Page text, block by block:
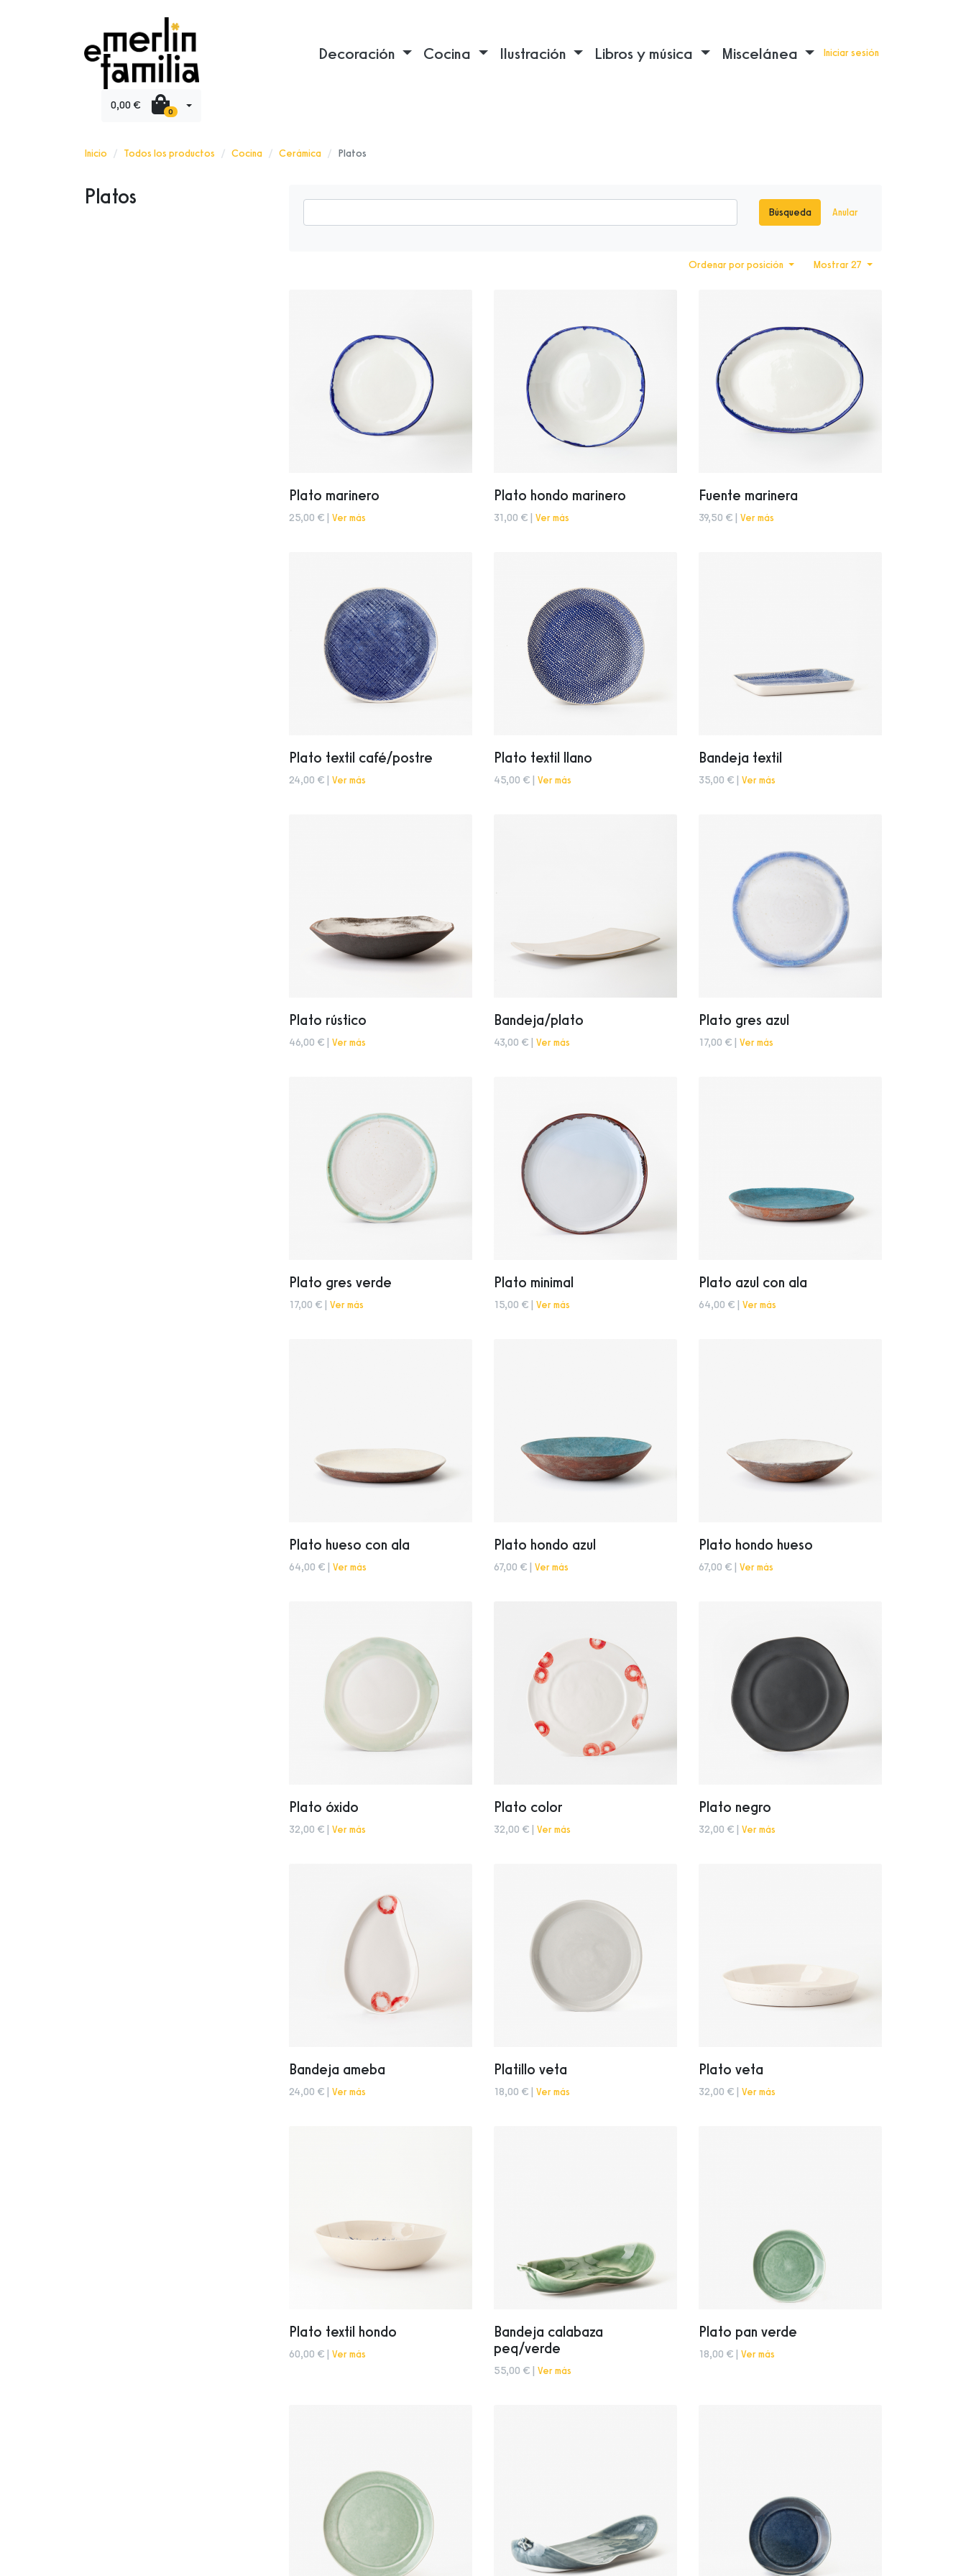
Decoración Cocina Ilustración Libros y música Miscelánea Iniciar sesión
0,00 € 0
Inicio Todos los productos Cocina Cerámica Platos
Platos
Búsqueda Anular
Mostrar 27
Ordenar por posición
Plato marinero
25,00 € | Ver más
Plato hondo marinero
31,00 € | Ver más
Fuente marinera
39,50 € | Ver más
Plato textil café/postre
24,00 € | Ver más
Plato textil llano
45,00 € | Ver más
Bandeja textil
35,00 € | Ver más
Plato rústico
46,00 € | Ver más
Bandeja/plato
43,00 € | Ver más
Plato gres azul
17,00 € | Ver más
Plato gres verde
17,00 € | Ver más
Plato minimal
15,00 € | Ver más
Plato azul con ala
64,00 € | Ver más
Plato hueso con ala
64,00 € | Ver más
Plato hondo azul
67,00 € | Ver más
Plato hondo hueso
67,00 € | Ver más
Plato óxido
32,00 € | Ver más
Plato color
32,00 € | Ver más
Plato negro
32,00 € | Ver más
Bandeja ameba
24,00 € | Ver más
Platillo veta
18,00 € | Ver más
Plato veta
32,00 € | Ver más
Plato textil hondo
60,00 € | Ver más
Bandeja calabaza
peq/verde
55,00 € | Ver más
Plato pan verde
18,00 € | Ver más